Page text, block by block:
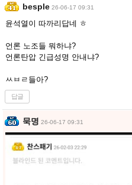
besple 26-06-17 09:31
윤석열이 따까리답네 ㅎ
언론 노조들 뭐하냐?
언론탄압 긴급성명 안내냐?
ㅆㅂㄹ들아?
답글
묵명 26-06-17 09:31